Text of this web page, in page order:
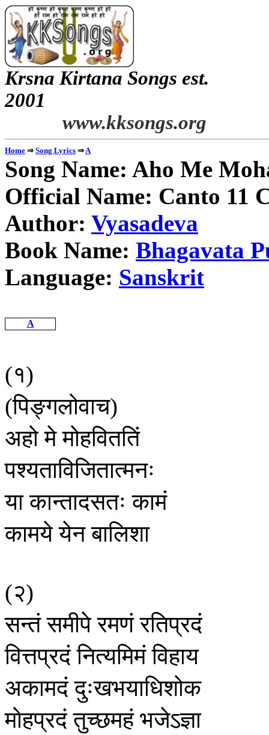
Krsna Kirtana Songs est.
www.kksongs.org
Home ⇒ Song Lyrics ⇒A
Song Name: Aho Me
Official Name: Canto 11
Author: Vyasadeva
Book Name: Bhagavata
Language: Sanskrit
A
(१)
(पिङ्गलोवाच)
अहोमेमोहविततिं
पश्यताविजितात्मनः
याकान्तादसतः कामं
कामयेयेनबालिशा
(२)
सन्तंसमीपेरमणंरतिप्रदं
वित्तप्रदंनित्यमिमंविहाय
अकामदंदुःखभयाधिशोक
मोहप्रदंतुच्छमहंभजेऽज्ञा